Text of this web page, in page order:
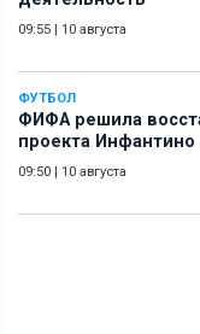
09:55 | 10 августа
ФУТБОЛ
ФИФА решила
проекта Инфантино
09:50 | 10 августа